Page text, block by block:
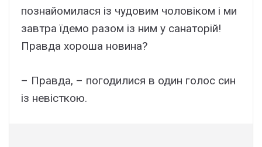
познайомилася із чудовим чоловіком і ми
завтра їдемо разом із ним у санаторій!
Правда хороша новина?
– Правда, – погодилися в один голос син
із невісткою.